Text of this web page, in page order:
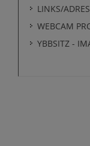
LINKS/
WEBCAM
YBBSITZ -